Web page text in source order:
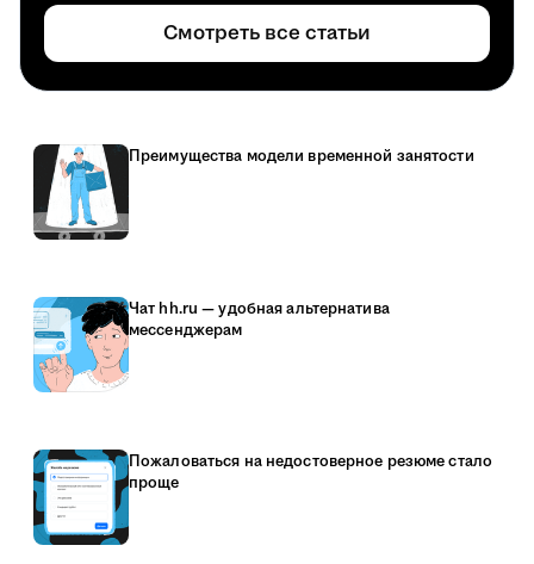
Смотреть все статьи
Преимущества модели временной занятости
Чат hh.ru — удобная альтернатива
мессенджерам
Пожаловаться на недостоверное резюме стало
проще